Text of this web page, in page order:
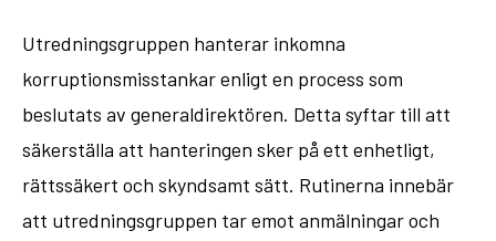
Utredningsgruppen hanterar inkomna
korruptionsmisstankar enligt en process som
beslutats av generaldirektören. Detta syftar till att
säkerställa att hanteringen sker på ett enhetligt,
rättssäkert och skyndsamt sätt. Rutinerna innebär
att utredningsgruppen tar emot anmälningar och